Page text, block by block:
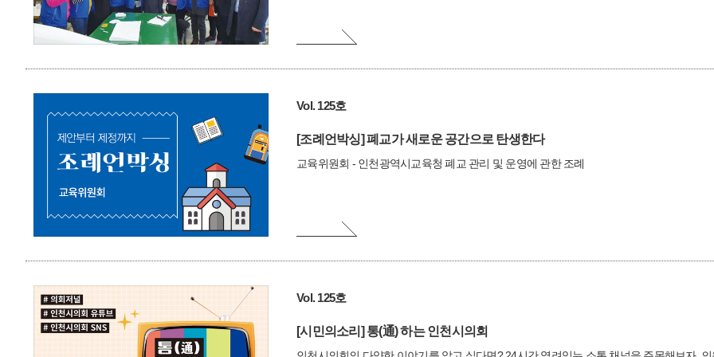
Vol. 125호
[조례언박싱] 폐교가 새로운 공간으로 탄생한다
교육위원회 - 인천광역시교육청 폐교 관리 및 운영에 관한 조례
Vol. 125호
[시민의소리] 통(通) 하는 인천시의회